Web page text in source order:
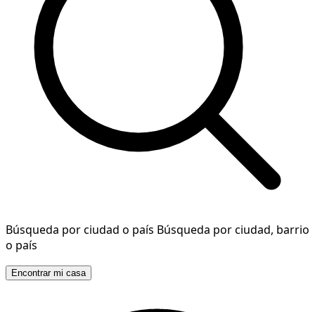
Búsqueda por ciudad o país Búsqueda por ciudad, barrio
o país
Encontrar mi casa